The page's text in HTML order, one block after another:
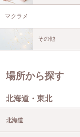
マクラメ
その他
場所から探す
北海道・東北
北海道